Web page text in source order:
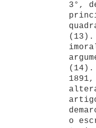
3°,
(13).
(14).
o